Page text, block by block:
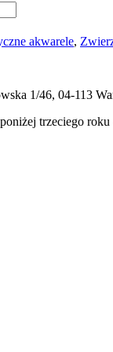
akwarele,
1/46, 04-113
trzeciego